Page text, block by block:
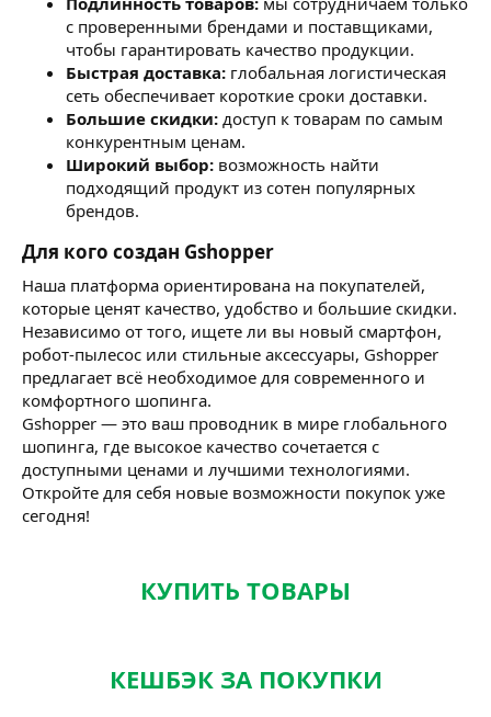
с проверенными брендами и поставщиками,
чтобы гарантировать качество продукции.
Быстрая доставка: глобальная логистическая
сеть обеспечивает короткие сроки доставки.
Большие скидки: доступ к товарам по самым
конкурентным ценам.
Широкий выбор: возможность найти
подходящий продукт из сотен популярных
брендов.
Для кого создан Gshopper​
Наша платформа ориентирована на покупателей,
которые ценят качество, удобство и большие скидки.
Независимо от того, ищете ли вы новый смартфон,
робот-пылесос или стильные аксессуары, Gshopper
предлагает всё необходимое для современного и
комфортного шопинга.
Gshopper — это ваш проводник в мире глобального
шопинга, где высокое качество сочетается с
доступными ценами и лучшими технологиями.
Откройте для себя новые возможности покупок уже
сегодня!
КУПИТЬ ТОВАРЫ
КЕШБЭК ЗА ПОКУПКИ